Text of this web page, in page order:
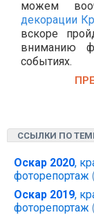
можем
декорации
вскоре
вниманию
событиях.
ССЫЛКИ ПО
Оскар 2020,
фоторепортаж
Оскар 2019,
фоторепортаж